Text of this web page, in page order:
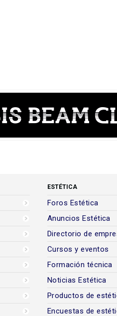
ESTÉTICA
Foros Estética
Anuncios Estética
Directorio de
Cursos y eventos
Formación técnica
Noticias Estética
Productos de
Encuestas de